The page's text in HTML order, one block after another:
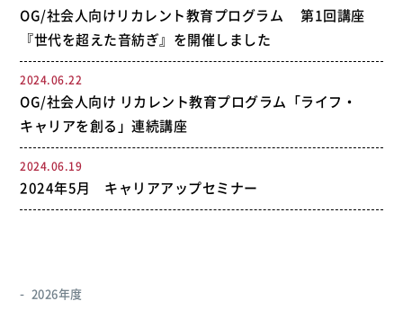
OG/社会人向けリカレント教育プログラム 第1回講座
『世代を超えた音紡ぎ』を開催しました
2024.06.22
OG/社会人向け リカレント教育プログラム「ライフ・
キャリアを創る」連続講座
2024.06.19
2024年5月 キャリアアップセミナー
2026年度